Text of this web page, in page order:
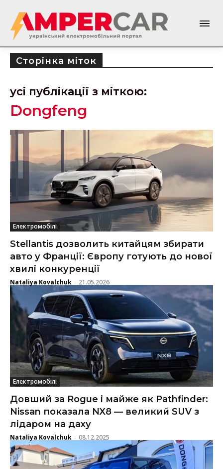
Сторінка міток
усі публікації з міткою:
Dongfeng
Електромобілі
Stellantis дозволить китайцям збирати
авто у Франції: Європу готують до нової
хвилі конкуренції
Nataliya Kovalchuk - 21.05.2026
Електромобілі
Довший за Rogue і майже як Pathfinder:
Nissan показала NX8 — великий SUV з
лідаром на даху
Nataliya Kovalchuk - 08.12.2025